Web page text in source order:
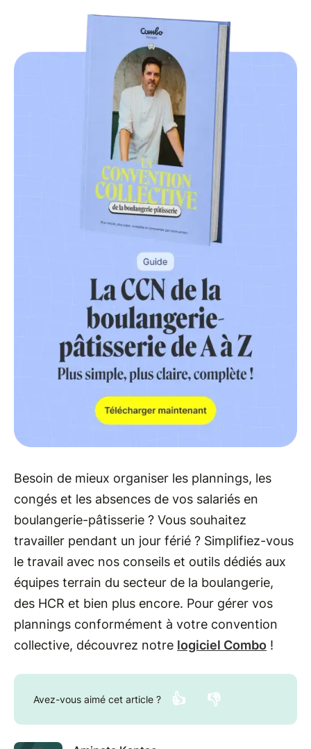
Besoin de mieux organiser les plannings, les
congés et les absences de vos salariés en
boulangerie-pâtisserie ? Vous souhaitez
travailler pendant un jour férié ? Simplifiez-vous
le travail avec nos conseils et outils dédiés aux
équipes terrain du secteur de la boulangerie,
des HCR et bien plus encore. Pour gérer vos
plannings conformément à votre convention
collective, découvrez notre logiciel Combo !
Avez-vous aimé cet article ? 👍 👎